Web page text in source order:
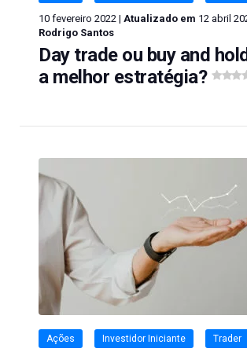
10 fevereiro 2022 | Atualizado em 12 abril
Rodrigo Santos
Day trade ou buy and
a melhor estratégia?
Ações Investidor Iniciante Trader